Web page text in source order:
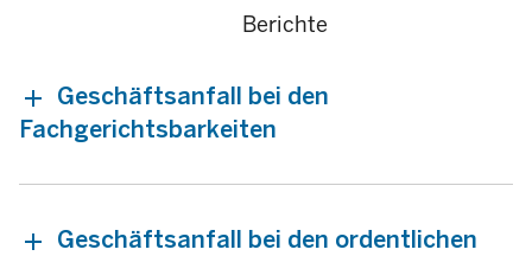
Berichte
Geschäftsanfall bei den
Fachgerichtsbarkeiten
Geschäftsanfall bei den ordentlichen